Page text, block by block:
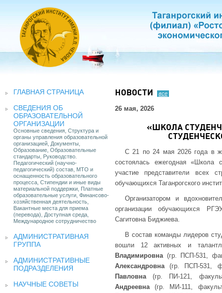
ГЛАВНАЯ СТРАНИЦА
СВЕДЕНИЯ ОБ
ОБРАЗОВАТЕЛЬНОЙ
ОРГАНИЗАЦИИ
Основные сведения, Структура и
органы управления образовательной
организацией, Документы,
Образование, Образовательные
стандарты, Руководство.
Педагогический (научно-
педагогический) состав, МТО и
оснащенность образовательного
процесса, Стипендии и иные виды
материальной поддержки, Платные
образовательные услуги, Финансово-
хозяйственная деятельность,
Вакантные места для приема
(перевода), Доступная среда,
Международное сотрудничество
АДМИНИСТРАТИВНАЯ
ГРУППА
АДМИНИСТРАТИВНЫЕ
ПОДРАЗДЕЛЕНИЯ
НАУЧНЫЕ СОВЕТЫ
НОВОСТИ все
26 мая, 2026
«ШКОЛА
С 21 по 24 мая 2026 года в
состоялась ежегодная «Школа
участие представители всех
обучающихся Таганрогского
Организатором и
организации обучающихся
Сагитовна Биджиева.
В состав команды лидеров
вошли 12 активных и
Владимировна(гр. ПСП-531,
Александровна(гр. ПСП-531,
Павловна(гр. ПИ-121,
Андреевна(гр. МИ-111,